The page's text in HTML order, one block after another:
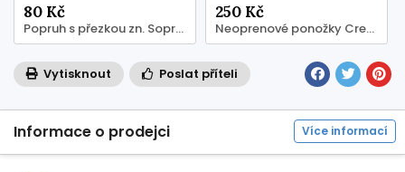
80 Kč
Popruh s přezkou zn. Sopras sub
250 Kč
Neoprenové ponožky Cressi
Vytisknout Poslat příteli
Informace o prodejci Více informací